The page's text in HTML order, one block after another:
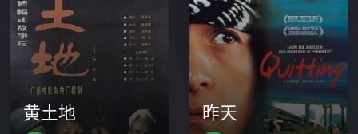
黄土地 昨天